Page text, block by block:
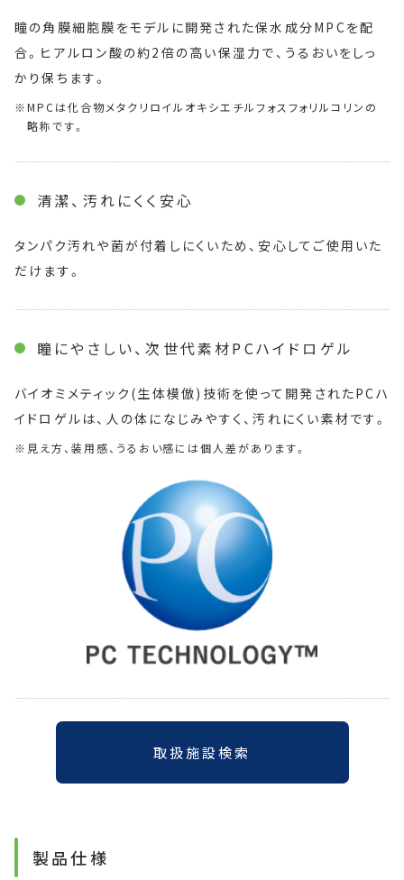
瞳の角膜細胞膜をモデルに開発された保水成分MPCを配
合。 ヒアルロン酸の約2倍の高い保湿力で、うるおいをしっ
かり保ちます。
MPCは化合物メタクリロイルオキシエチルフォスフォリルコリンの
略称です。
清潔、汚れにくく安心
タンパク汚れや菌が付着しにくいため、安心してご使用いた
だけます。
瞳にやさしい、次世代素材PCハイドロゲル
バイオミメティック(生体模倣)技術を使って開発されたPCハ
イドロゲルは、人の体になじみやすく、汚れにくい素材です。
見え方、装用感、うるおい感には個人差があります。
取扱施設検索
製品仕様